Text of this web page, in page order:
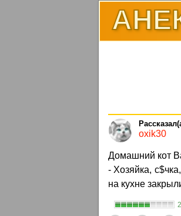
oxik30
Домашний кот
- Хозяйка,
на кухне